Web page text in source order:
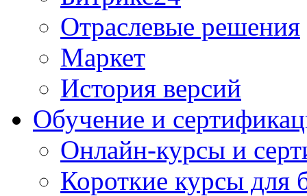
Отраслевые решения
Маркет
История версий
Обучение и
Онлайн-курсы и
Короткие курсы для